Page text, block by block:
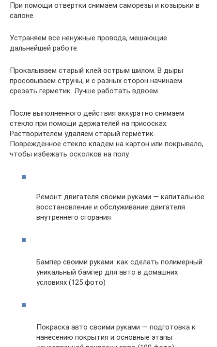
При помощи отвертки снимаем саморезы и козырьки в
салоне.
Устраняем все ненужные провода, мешающие
дальнейшей работе.
Прокалываем старый клей острым шилом. В дыры
просовываем струны, и с разных сторон начинаем
срезать герметик. Лучше работать вдвоем.
После выполненного действия аккуратно снимаем
стекло при помощи держателей на присосках.
Растворителем удаляем старый герметик.
Поврежденное стекло кладем на картон или покрывало,
чтобы избежать осколков на полу.
Ремонт двигателя своими руками — капитальное
восстановление и обслуживание двигателя
внутреннего сгорания
Бампер своими руками: как сделать полимерный
уникальный бампер для авто в домашних
условиях (125 фото)
Покраска авто своими руками — подготовка к
нанесению покрытия и основные этапы